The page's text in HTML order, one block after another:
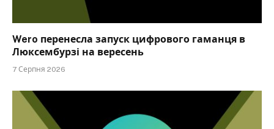
Wero перенесла запуск цифрового гаманця в
Люксембурзі на вересень
7 Серпня 2026